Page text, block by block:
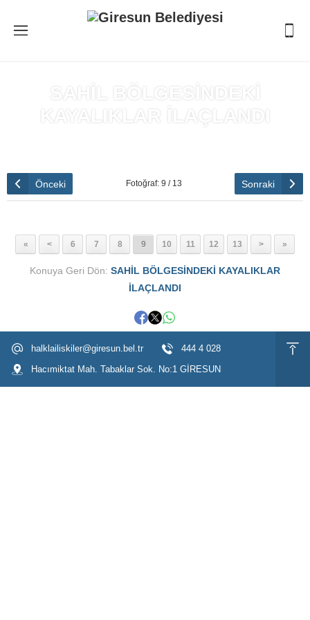
SAHİL BÖLGESİNDEKİ
KAYALIKLAR İLAÇLANDI
Önceki Fotoğraf: 9 / 13 Sonraki
« < 6 7 8 9 10 11 12 13 > »
Konuya Geri Dön: SAHİL BÖLGESİNDEKİ KAYALIKLAR
İLAÇLANDI
halklailiskiler@giresun.bel.tr
444 4 028
Hacımiktat Mah. Tabaklar Sok. No:1 GİRESUN